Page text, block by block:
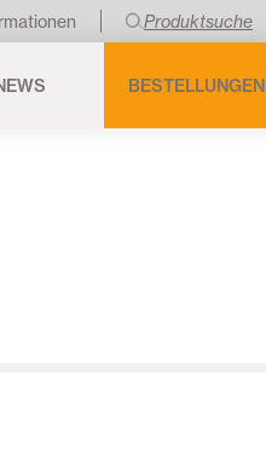
Produktsuche
BESTELLUNGEN